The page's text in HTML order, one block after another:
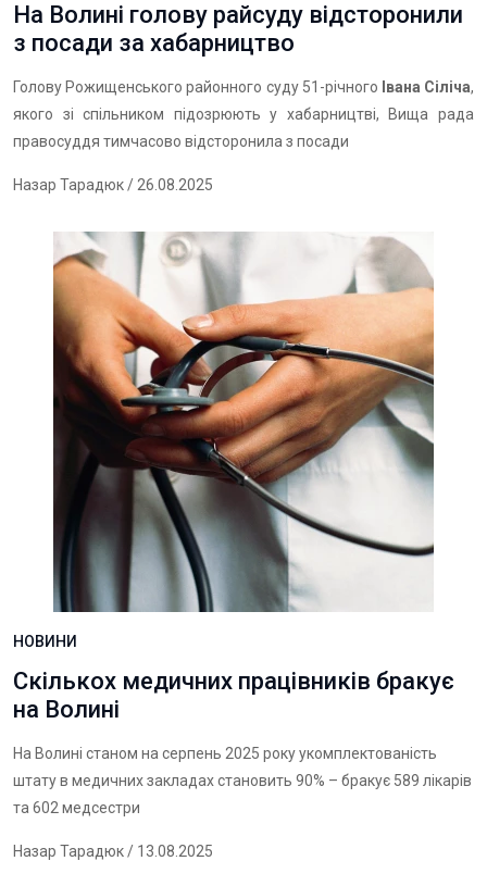
На Волині голову райсуду відсторонили
з посади за хабарництво
Голову Рожищенського районного суду 51-річного Івана Сіліча,
якого зі спільником підозрюють у хабарництві, Вища рада
правосуддя тимчасово відсторонила з посади
Назар Тарадюк/ 26.08.2025
НОВИНИ
Скількох медичних працівників бракує
на Волині
На Волині станом на серпень 2025 року укомплектованість
штату в медичних закладах становить 90% – бракує 589 лікарів
та 602 медсестри
Назар Тарадюк/ 13.08.2025